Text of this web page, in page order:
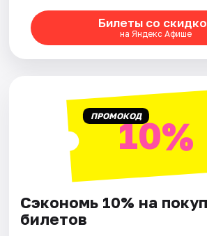
Билеты со
на Яндекс Афише
ПРОМОКОД10%
Сэкономь 10% на
билетов